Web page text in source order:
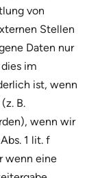
von
Stellen
Daten nur
im
ist, wenn
B.
wenn wir
1 lit. f
wenn eine